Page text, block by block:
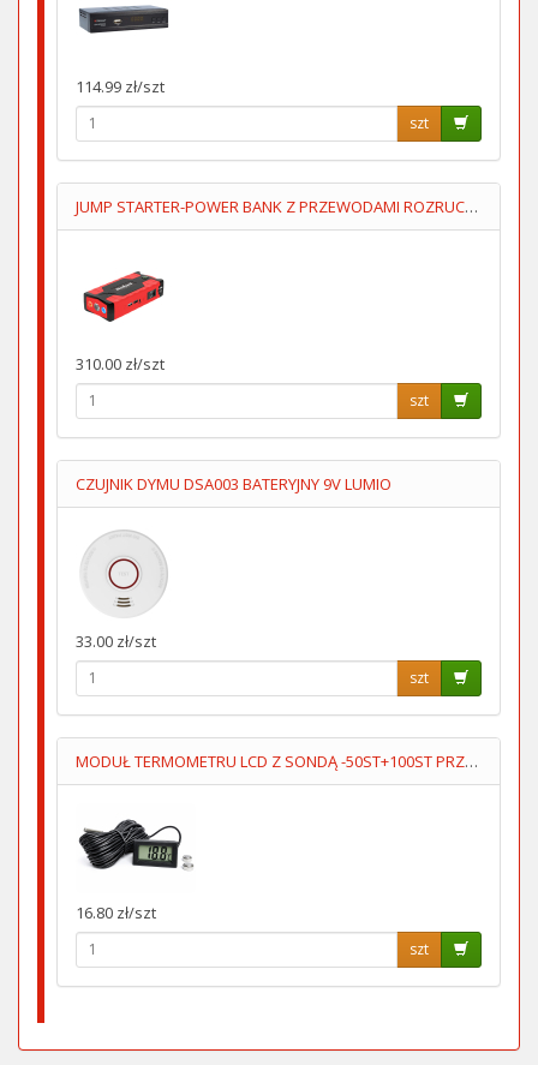
114.99 zł/szt
szt
JUMP STARTER-POWER BANK Z PRZEWODAMI ROZRUCHOWYMI+KOMPRESOR
310.00 zł/szt
szt
CZUJNIK DYMU DSA003 BATERYJNY 9V LUMIO
33.00 zł/szt
szt
MODUŁ TERMOMETRU LCD Z SONDĄ -50ST+100ST PRZEWÓD 5M
16.80 zł/szt
szt